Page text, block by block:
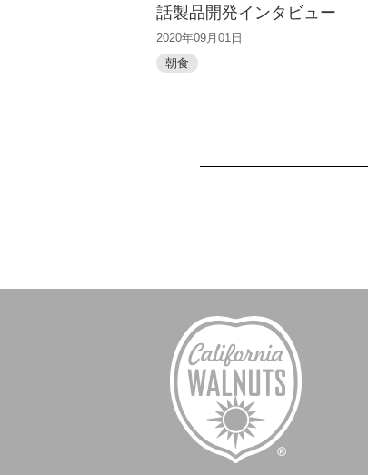
話製品開発インタビュー
2020年09月01日
朝食